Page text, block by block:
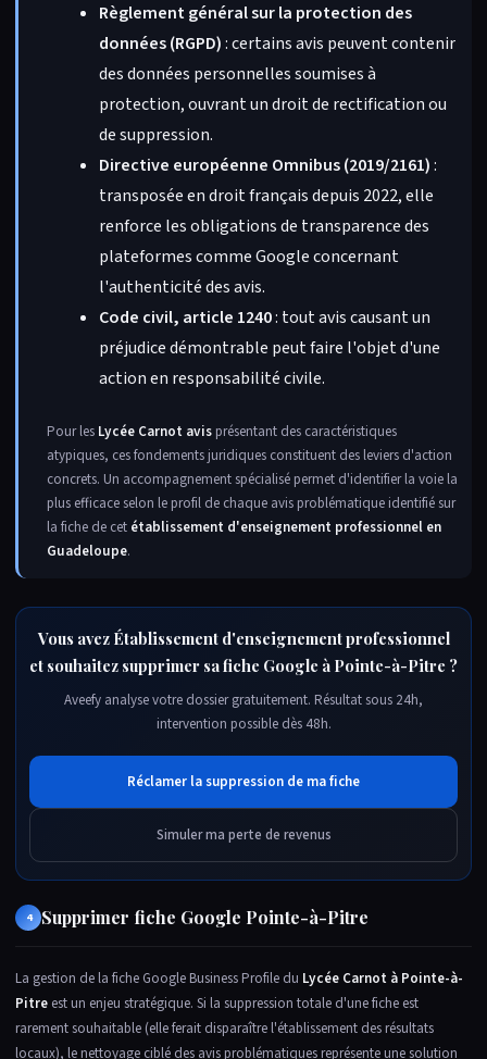
Règlement général sur la protection des
données (RGPD): certains avis peuvent contenir
des données personnelles soumises à
protection, ouvrant un droit de rectification ou
de suppression.
Directive européenne Omnibus (2019/2161):
transposée en droit français depuis 2022, elle
renforce les obligations de transparence des
plateformes comme Google concernant
l'authenticité des avis.
Code civil, article 1240: tout avis causant un
préjudice démontrable peut faire l'objet d'une
action en responsabilité civile.
Pour les Lycée Carnot avis présentant des caractéristiques
atypiques, ces fondements juridiques constituent des leviers d'action
concrets. Un accompagnement spécialisé permet d'identifier la voie la
plus efficace selon le profil de chaque avis problématique identifié sur
la fiche de cet établissement d'enseignement professionnel en
Guadeloupe.
Vous avez Établissement d'enseignement professionnel
et souhaitez supprimer sa fiche Google à Pointe-à-Pitre ?
Aveefy analyse votre dossier gratuitement. Résultat sous 24h,
intervention possible dès 48h.
Réclamer la suppression de ma fiche
Simuler ma perte de revenus
4 Supprimer fiche Google Pointe-à-Pitre
La gestion de la fiche Google Business Profile du Lycée Carnot à Pointe-à-
Pitre est un enjeu stratégique. Si la suppression totale d'une fiche est
rarement souhaitable (elle ferait disparaître l'établissement des résultats
locaux), le nettoyage ciblé des avis problématiques représente une solution